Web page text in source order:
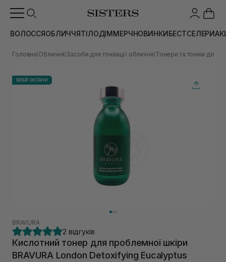
ВОЛОССЯОБЛИЧЧЯТІЛОДІММЕРЧНОВИНКИБЕСТСЕЛЕРИ
Головна Обличчя Засоби для тонізації обличчя Тонери та тоніки для
ВИБІР ОКСАНИ
BRAVURA
2 відгуків
Кислотний тонер для проблемної шкіри
BRAVURA London Detoxifying Eucalyptus